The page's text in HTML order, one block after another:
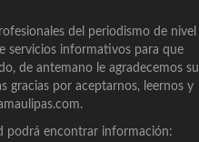
del periodismo de nivel
servicios informativos para que
de antemano le agradecemos su
gracias por aceptarnos, leernos y
podrá encontrar información: